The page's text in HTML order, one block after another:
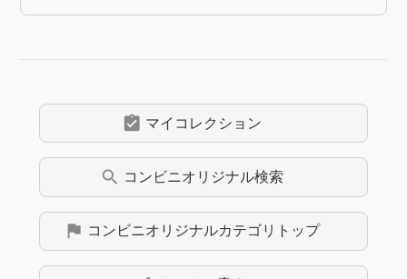
assignment_turned_in マイコレクション
search コンビニオリジナル検索
flag コンビニオリジナルカテゴリトップ